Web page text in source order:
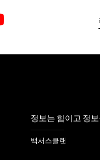
정보는 힘이고 정
백서스클랜